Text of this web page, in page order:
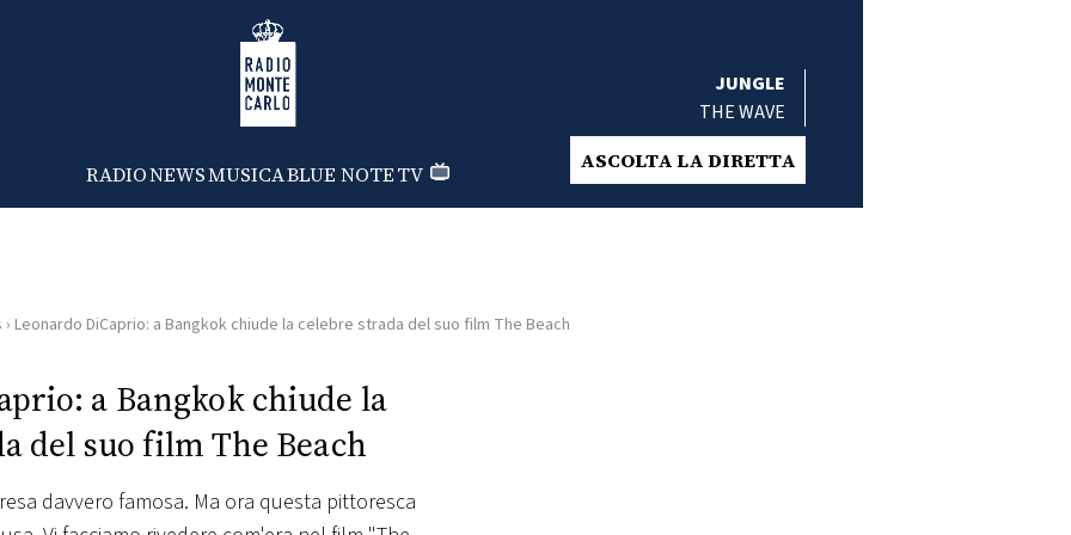
Radio Monte Carlo
RADIONEWSMUSICABLUE NOTETV
JUNGLE
THE WAVE
ASCOLTA LA DIRETTA
› Leonardo DiCaprio: a Bangkok chiude la celebre strada del suo film The Beach
a Bangkok chiude la
del suo film The Beach
davvero famosa. Ma ora questa pittoresca